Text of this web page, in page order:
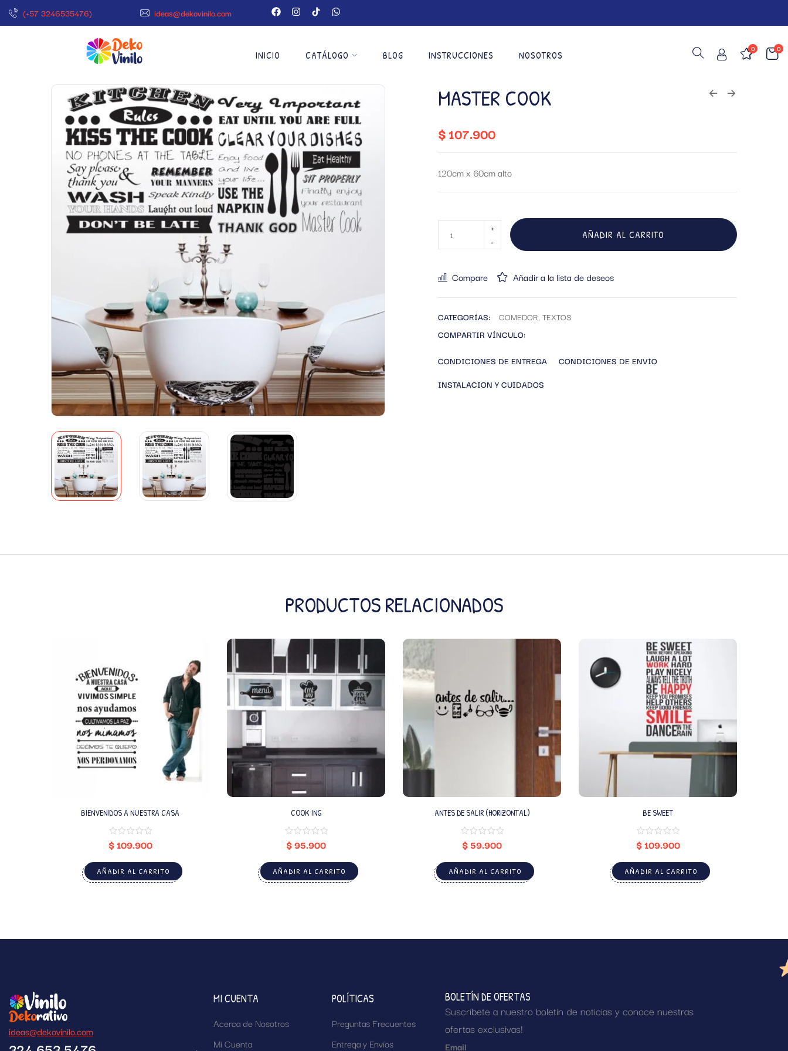
(+57 3246535476) ideas@dekovinilo.com
INICIO CATÁLOGO BLOG INSTRUCCIONES NOSOTROS
0
0
MASTER COOK
$107.900
120cm x 60cm alto
AÑADIR AL CARRITO
Compare Añadir a la lista de deseos
CATEGORÍAS: COMEDOR, TEXTOS
COMPARTIR VÍNCULO:
CONDICIONES DE ENTREGA
CONDICIONES DE ENVÍO
INSTALACION Y CUIDADOS
PRODUCTOS RELACIONADOS
BIENVENIDOS A NUESTRA CASA
$109.900
AÑADIR AL CARRITO
COOK ING
$95.900
AÑADIR AL CARRITO
ANTES DE SALIR (HORIZONTAL)
$59.900
AÑADIR AL CARRITO
BE SWEET
$109.900
AÑADIR AL CARRITO
ideas@dekovinilo.com
MI CUENTA
Acerca de Nosotros
Mi Cuenta
POLÍTICAS
Preguntas Frecuentes
Entrega y Envíos
BOLETÍN DE OFERTAS
Suscríbete a nuestro boletín de noticias y conoce nuestras
ofertas exclusivas!
Email